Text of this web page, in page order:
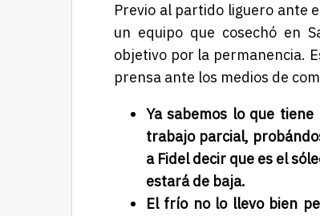
Previo al partido liguero ante
un equipo que cosechó en
objetivo por la permanencia.
prensa ante los medios de
Ya sabemos lo que
trabajo parcial,
a Fidel decir que es el
estará de baja.
El frío no lo llevo bien